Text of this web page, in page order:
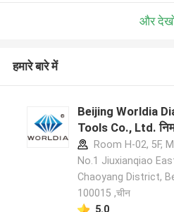
और
हमारे बारे में
Beijing Worldia
Tools Co., Ltd.
Room H-02, 5F,
No.1 Jiuxianqiao
Chaoyang District,
100015 ,चीन
5.0